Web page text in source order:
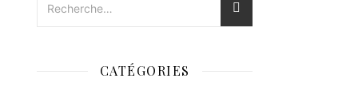
CATÉGORIES